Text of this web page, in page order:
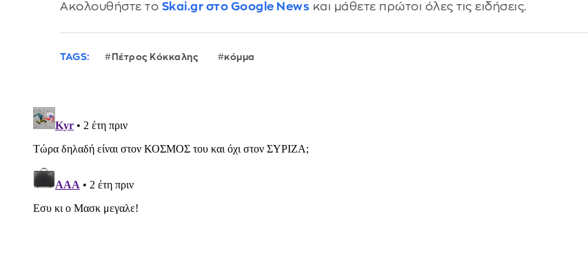
Ακολουθήστε το Skai.gr στο Google News και μάθετε πρώτοι όλες τις ειδήσεις.
TAGS: Πέτρος Κόκκαλης κόμμα